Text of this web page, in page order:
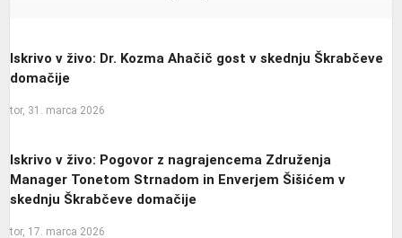
Iskrivo v živo: Dr. Kozma Ahačič gost v skednju Škrabčeve
domačije
tor, 31. marca 2026
Iskrivo v živo: Pogovor z nagrajencema Združenja
Manager Tonetom Strnadom in Enverjem Šišićem v
skednju Škrabčeve domačije
tor, 17. marca 2026